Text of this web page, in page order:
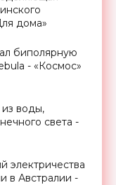
дома»
биполярную
- «Космос»
воды,
света -
электричества
в Австралии -